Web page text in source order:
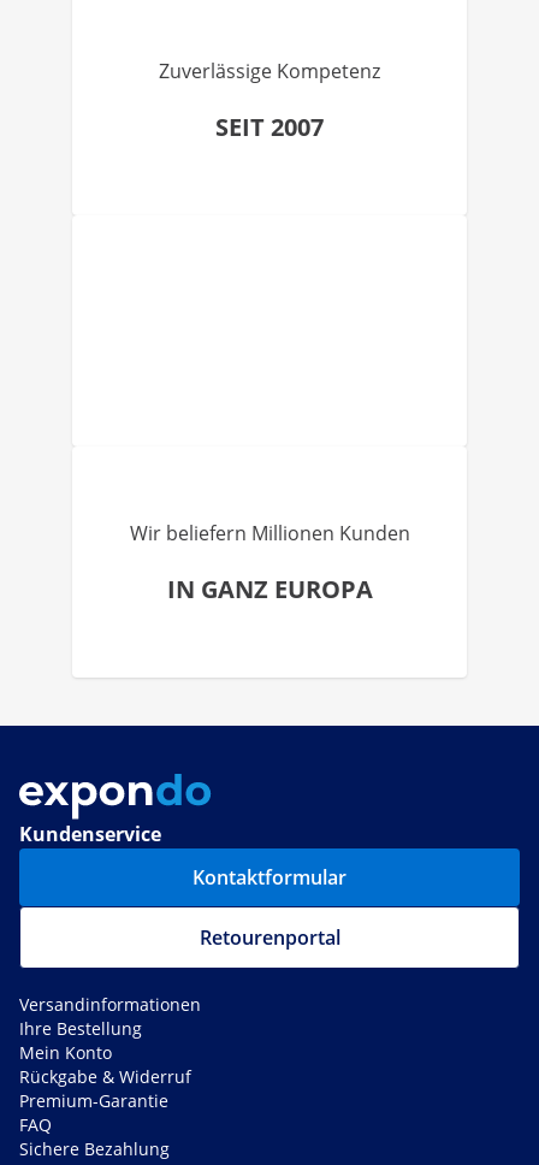
Zuverlässige Kompetenz
SEIT 2007
Wir beliefern Millionen Kunden
IN GANZ EUROPA
Kundenservice
Kontaktformular
Retourenportal
Versandinformationen
Ihre Bestellung
Mein Konto
Rückgabe & Widerruf
Premium-Garantie
FAQ
Sichere Bezahlung